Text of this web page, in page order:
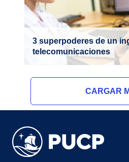
3 superpoderes de un
telecomunicaciones
CARGAR